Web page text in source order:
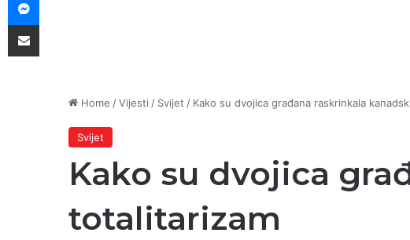
Home /Vijesti / Svijet / Kako su dvojica građana raskrinkala
Svijet
Kako su dvojica
totalitarizam
Podijeli putem E-maila